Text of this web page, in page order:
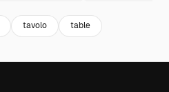
tavolo table